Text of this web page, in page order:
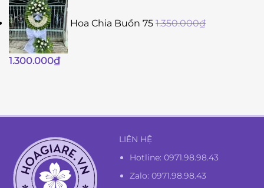
Hoa Chia Buồn 75 1.350.000₫
Giá
1.300.000₫Giá
1.300.000₫.
LIÊN HỆ
Hotline:0971.98.98.43
Zalo: 0971.98.98.43